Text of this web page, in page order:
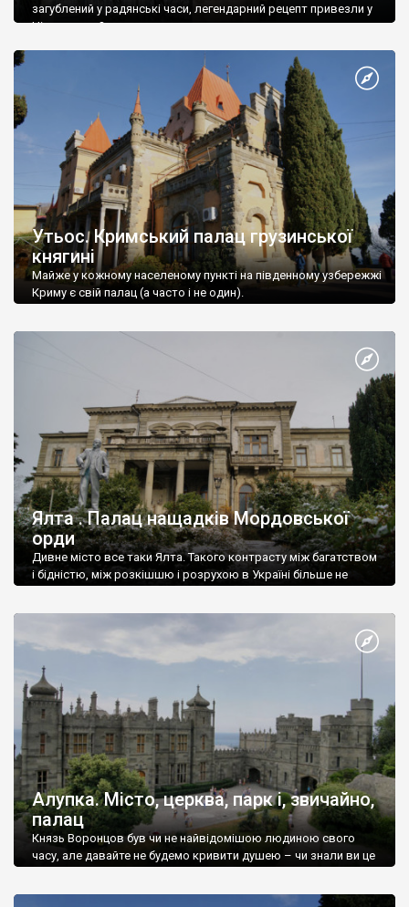
загублений у радянські часи, легендарний рецепт привезли у
Ніжин греки?
Утьос. Кримський палац грузинської
княгині
Майже у кожному населеному пункті на південному узбережжі
Криму є свій палац (а часто і не один).
Ялта . Палац нащадків Мордовської
орди
Дивне місто все таки Ялта. Такого контрасту між багатством
і бідністю, між розкішшю і розрухою в Україні більше не
Алупка. Місто, церква, парк і, звичайно,
палац
Князь Воронцов був чи не найвідомішою людиною свого
часу, але давайте не будемо кривити душею – чи знали ви це